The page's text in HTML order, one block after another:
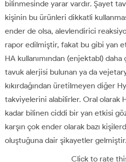
bilinmesinde yarar vardır. Şayet
kişinin bu ürünleri dikkatli
ender de olsa, alevlendirici
rapor edilmiştir, fakat bu gibi yan
HA kullanımından (enjektabl)
tavuk alerjisi bulunan ya da
kıkırdağından üretilmeyen diğer
takviyelerini alabilirler. Oral olarak
kadar bilinen ciddi bir yan etkisi
karşın çok ender olarak bazı
oluştuğuna dair şikayetler gelmiştir.
Click to rate